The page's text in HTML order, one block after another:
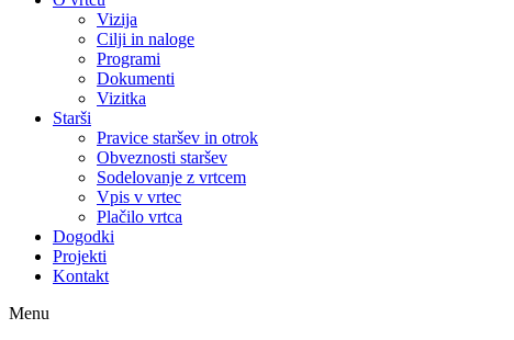
Vizija
Cilji in naloge
Programi
Dokumenti
Vizitka
Starši
Pravice staršev in otrok
Obveznosti staršev
Sodelovanje z vrtcem
Vpis v vrtec
Plačilo vrtca
Dogodki
Projekti
Kontakt
Menu